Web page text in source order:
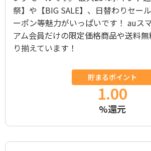
祭】や【BIG SALE】、日替わりセー
ーポン等魅力がいっぱいです！ auス
アム会員だけの限定価格商品や送料
り揃えています！
貯まるポイント
1.00
%還元